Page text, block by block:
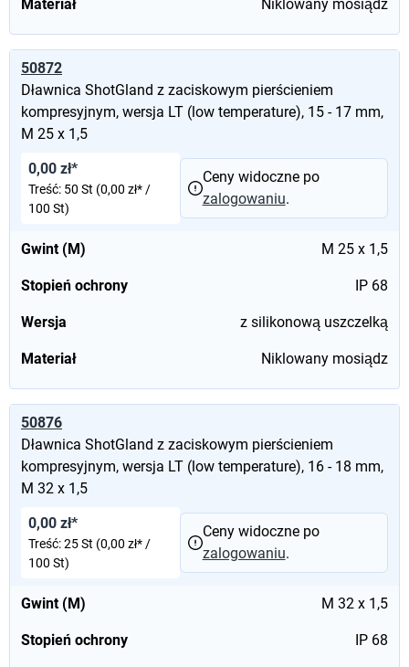
Materiał Niklowany mosiądz
50872
Dławnica ShotGland z zaciskowym pierścieniem
kompresyjnym, wersja LT (low temperature), 15 - 17 mm,
M 25 x 1,5
Gwint (M) M 25 x 1,5
Stopień ochrony IP 68
Wersja z silikonową uszczelką
Materiał Niklowany mosiądz
0,00 zł*
Treść: 50 St (0,00 zł* /
100 St)
Ceny widoczne po
zalogowaniu.
50876
Dławnica ShotGland z zaciskowym pierścieniem
kompresyjnym, wersja LT (low temperature), 16 - 18 mm,
M 32 x 1,5
Gwint (M) M 32 x 1,5
Stopień ochrony IP 68
0,00 zł*
Treść:25 St (0,00 zł* /
100 St)
Ceny widoczne po
zalogowaniu.